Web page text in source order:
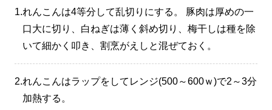
1.れんこんは4等分して乱切りにする。 豚肉は厚めの一
口大に切り、白ねぎは薄く斜め切り、梅干しは種を除
いて細かく叩き、割烹がえしと混ぜておく。
2.れんこんはラップをしてレンジ(500～600ｗ)で2～3分
加熱する。